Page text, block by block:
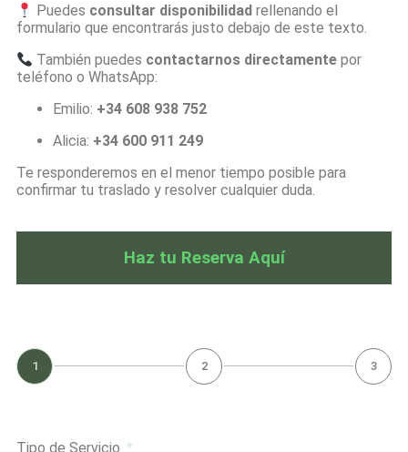
Puedes consultar disponibilidad rellenando el
formulario que encontrarás justo debajo de este texto.
También puedes contactarnos directamente por
teléfono o WhatsApp:
Emilio: +34 608 938 752
Alicia: +34 600 911 249
Te responderemos en el menor tiempo posible para
confirmar tu traslado y resolver cualquier duda.
Haz tu Reserva Aquí
1 2 3
Tipo de Servicio